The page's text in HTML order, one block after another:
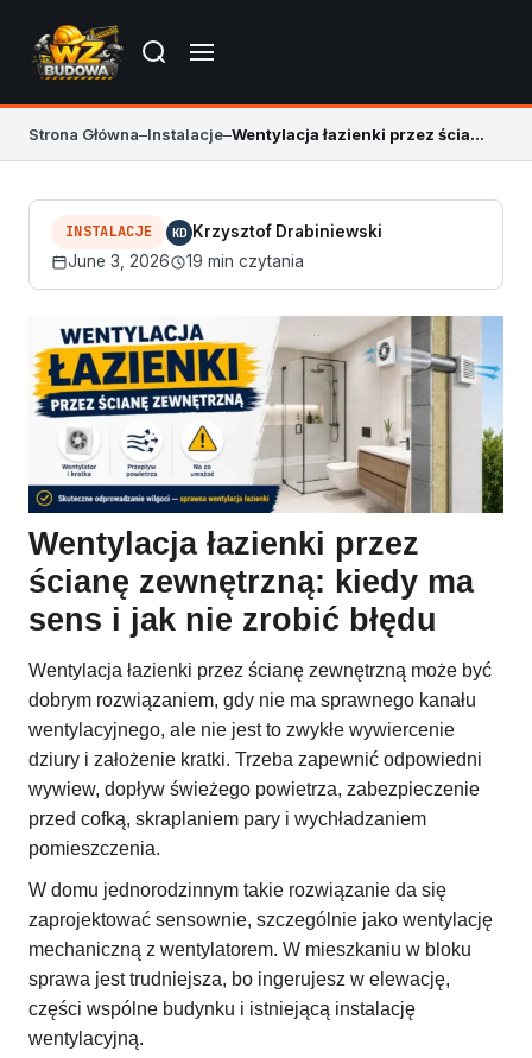
Strona Główna–Instalacje– Wentylacja łazienki przez ścianę zewnętrzną
INSTALACJE KD Krzysztof Drabiniewski
June 3, 2026
19 min czytania
Wentylacja łazienki przez
ścianę zewnętrzną: kiedy ma
sens i jak nie zrobić błędu
Wentylacja łazienki przez ścianę zewnętrzną może być
dobrym rozwiązaniem, gdy nie ma sprawnego kanału
wentylacyjnego, ale nie jest to zwykłe wywiercenie
dziury i założenie kratki. Trzeba zapewnić odpowiedni
wywiew, dopływ świeżego powietrza, zabezpieczenie
przed cofką, skraplaniem pary i wychładzaniem
pomieszczenia.
W domu jednorodzinnym takie rozwiązanie da się
zaprojektować sensownie, szczególnie jako wentylację
mechaniczną z wentylatorem. W mieszkaniu w bloku
sprawa jest trudniejsza, bo ingerujesz w elewację,
części wspólne budynku i istniejącą instalację
wentylacyjną.